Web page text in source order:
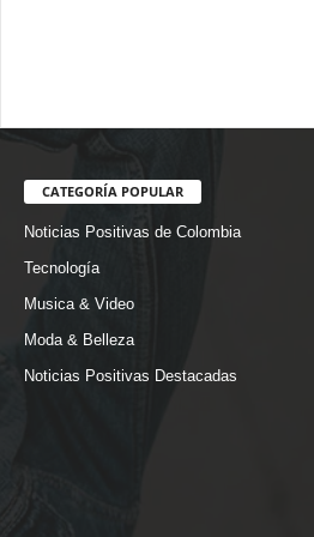
CATEGORÍA POPULAR
Noticias Positivas de Colombia
Tecnología
Musica & Video
Moda & Belleza
Noticias Positivas Destacadas